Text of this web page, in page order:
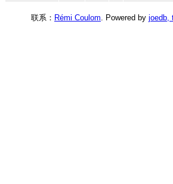
联系： Rémi Coulom . Powered by joedb,